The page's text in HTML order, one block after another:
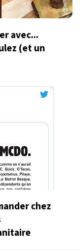
avec...
(et un
chez